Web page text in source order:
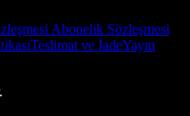
Abonelik Sözleşmesi
Teslimat ve İadeYayın